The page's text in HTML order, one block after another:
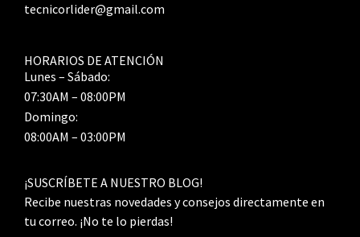
tecnicorlider@gmail.com
HORARIOS DE ATENCIÓN
Lunes – Sábado:
07:30AM – 08:00PM
Domingo:
08:00AM – 03:00PM
¡SUSCRÍBETE A NUESTRO BLOG!
Recibe nuestras novedades y consejos directamente en
tu correo. ¡No te lo pierdas!